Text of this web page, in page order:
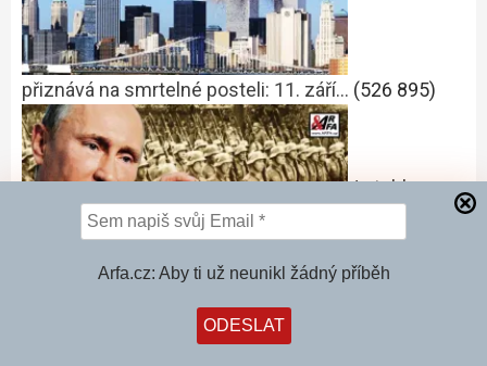
Arfa.cz: Aby ti už neunikl žádný příběh
přiznává na smrtelné posteli: 11. září… (526 895)
Je tohle
začátek III. světové války? Rozzlobený…